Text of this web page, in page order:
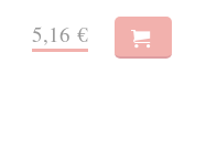
5,16 €